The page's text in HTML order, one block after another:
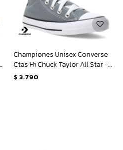
Championes Unisex Converse
Ctas Hi Chuck Taylor All Star -
Gris
$ 3.790